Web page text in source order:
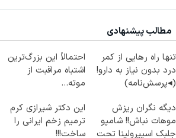
مطالب پیشنهادی
تنها راه رهایی از کمر
درد بدون نیاز به دارو!
(◂پرسش‌نامه)
احتمالاً این بزرگ‌ترین
اشتباه مراقبت از
موته...
دیگه نگران ریزش
موهات نباش!! شامپو
جلبک اسپیرولینا تحت
این دکتر شیرازی کرم
ترمیم زخم ایرانی را
ساخت!!!